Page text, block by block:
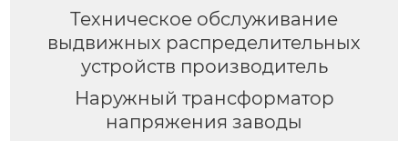
Техническое обслуживание
выдвижных распределительных
устройств производитель
Наружный трансформатор
напряжения заводы